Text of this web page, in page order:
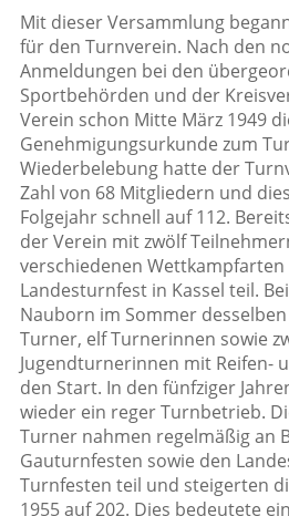
Mit dieser Versammlung
für den Turnverein. Nach den
Anmeldungen bei den
Sportbehörden und der
Verein schon Mitte März 1949
Genehmigungsurkunde zum
Wiederbelebung hatte der
Zahl von 68 Mitgliedern und
Folgejahr schnell auf 112.
der Verein mit zwölf
verschiedenen
Landesturnfest in Kassel teil.
Nauborn im Sommer
Turner, elf Turnerinnen sowie
Jugendturnerinnen mit Reifen-
den Start. In den fünfziger
wieder ein reger Turnbetrieb.
Turner nahmen regelmäßig an
Gauturnfesten sowie den
Turnfesten teil und steigerten
1955 auf 202. Dies bedeutete